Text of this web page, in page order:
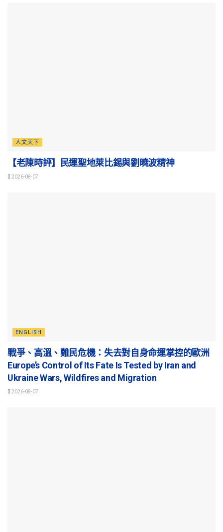
人文天下
【老陳時評】民運聖地萊比錫與劉曉波精神
2026-08-07
ENGLISH
戰爭、高溫、難民危機：失去對自身命運掌控的歐洲
Europe’s Control of Its Fate Is Tested by Iran and
Ukraine Wars, Wildfires and Migration
2026-08-07